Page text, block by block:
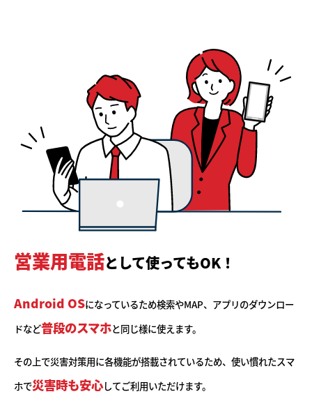
営業用電話として使ってもOK！
Android OSになっているため検索やMAP、アプリのダウンロー
ドなど普段のスマホと同じ様に使えます。
その上で災害対策用に各機能が搭載されているため、使い慣れたスマ
ホで災害時も安心してご利用いただけます。